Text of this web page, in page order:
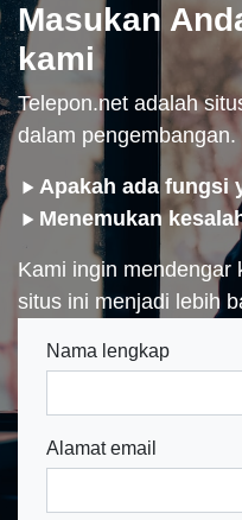
Masukan
kami
Telepon.net adalah
dalam pengembangan.
Apakah ada fungsi
Menemukan
Kami ingin mendengar
situs ini menjadi lebih
Nama lengkap
Alamat email